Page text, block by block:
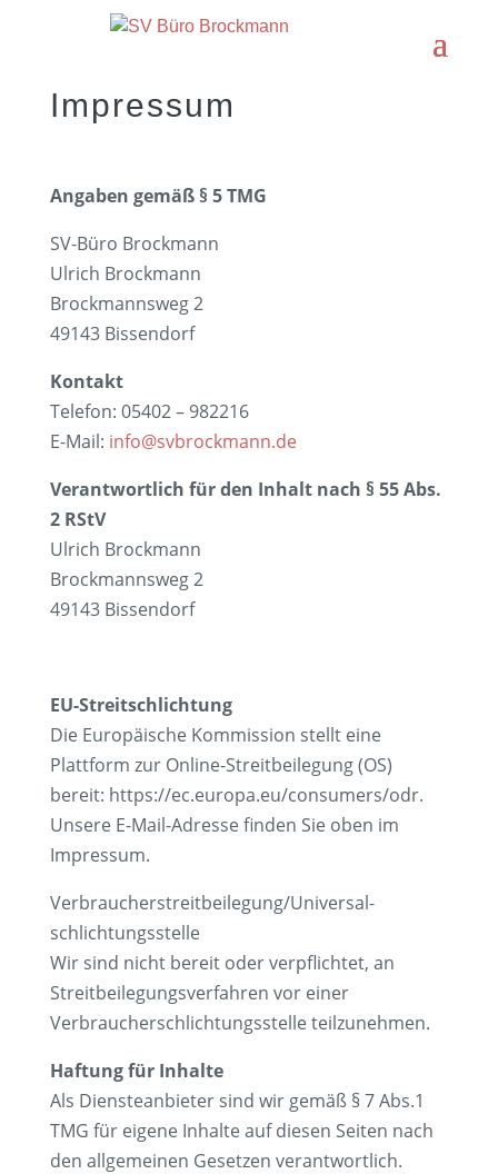
Impressum
Angaben gemäß § 5 TMG
SV-Büro Brockmann
Ulrich Brockmann
Brockmannsweg 2
49143 Bissendorf
Kontakt
Telefon: 05402 – 982216
E-Mail: info@svbrockmann.de
Verantwortlich für den Inhalt nach § 55 Abs.
2 RStV
Ulrich Brockmann
Brockmannsweg 2
49143 Bissendorf
EU-Streitschlichtung
Die Europäische Kommission stellt eine
Plattform zur Online-Streitbeilegung (OS)
bereit: https://ec.europa.eu/consumers/odr.
Unsere E-Mail-Adresse finden Sie oben im
Impressum.
Verbraucher­streit­beilegung/Universal­
schlichtungs­stelle
Wir sind nicht bereit oder verpflichtet, an
Streitbeilegungsverfahren vor einer
Verbraucherschlichtungsstelle teilzunehmen.
Haftung für Inhalte
Als Diensteanbieter sind wir gemäß § 7 Abs.1
TMG für eigene Inhalte auf diesen Seiten nach
den allgemeinen Gesetzen verantwortlich.